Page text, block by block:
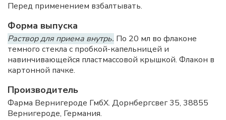
Перед применением взбалтывать.
Форма выпуска
Раствор для приема внутрь. По 20 мл во флаконе
темного стекла с пробкой-капельницей и
навинчивающейся пластмассовой крышкой. Флакон в
картонной пачке.
Производитель
Фарма Вернигероде ГмбХ. Дорнбергсвег 35, 38855
Вернигероде, Германия.